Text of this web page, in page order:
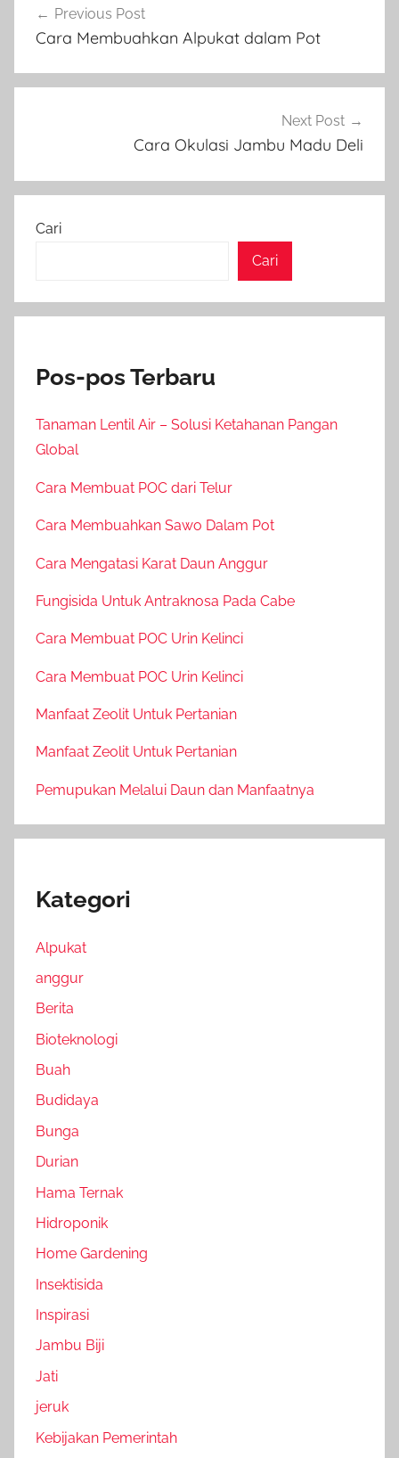
pos
Previous Post
Cara Membuahkan Alpukat dalam Pot
Next Post
Cara Okulasi Jambu Madu Deli
Cari
Cari
Pos-pos Terbaru
Tanaman Lentil Air – Solusi Ketahanan Pangan
Global
Cara Membuat POC dari Telur
Cara Membuahkan Sawo Dalam Pot
Cara Mengatasi Karat Daun Anggur
Fungisida Untuk Antraknosa Pada Cabe
Cara Membuat POC Urin Kelinci
Cara Membuat POC Urin Kelinci
Manfaat Zeolit Untuk Pertanian
Manfaat Zeolit Untuk Pertanian
Pemupukan Melalui Daun dan Manfaatnya
Kategori
Alpukat
anggur
Berita
Bioteknologi
Buah
Budidaya
Bunga
Durian
Hama Ternak
Hidroponik
Home Gardening
Insektisida
Inspirasi
Jambu Biji
Jati
jeruk
Kebijakan Pemerintah